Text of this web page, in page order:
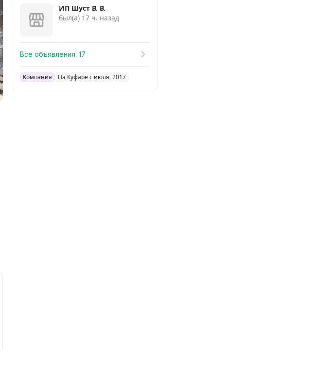
ИП Шуст В. В.
был(а) 17 ч. назад
Все объявления: 17
Компания На Куфаре с июля, 2017